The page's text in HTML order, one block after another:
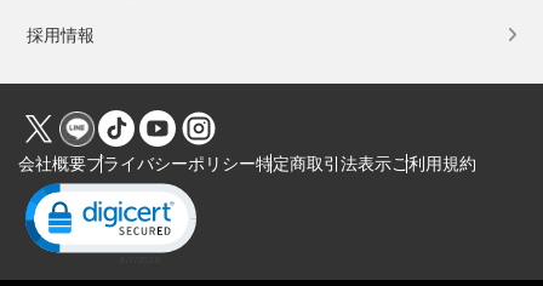
採用情報
会社概要プライバシーポリシー特定商取引法表示ご利用規約
Click to open certificate verification popup